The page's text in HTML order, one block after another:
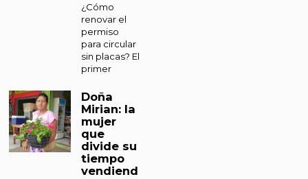
¿Cómo
renovar el
permiso
para circular
sin placas? El
primer
Doña
Mirian: la
mujer
que
divide su
tiempo
vendiend